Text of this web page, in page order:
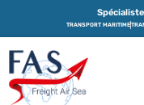
TRANSPORT MARITIME